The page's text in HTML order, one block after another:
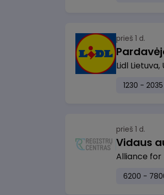
prieš 1 d.
Lidl Lietuva,
1230 -
prieš 1 d.
Vidaus
Alliance
6200 -